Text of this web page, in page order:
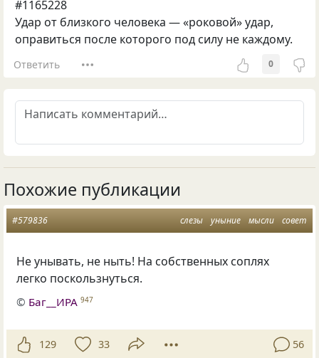
#1165228
Удар от близкого человека — «роковой» удар,
оправиться после которого под силу не каждому.
Ответить 0
Похожие публикации
слезы уныние мысли совет
#579836
Не унывать, не ныть! На собственных соплях
легко поскользнуться.
© Баг__ИРА 947
129 33 56